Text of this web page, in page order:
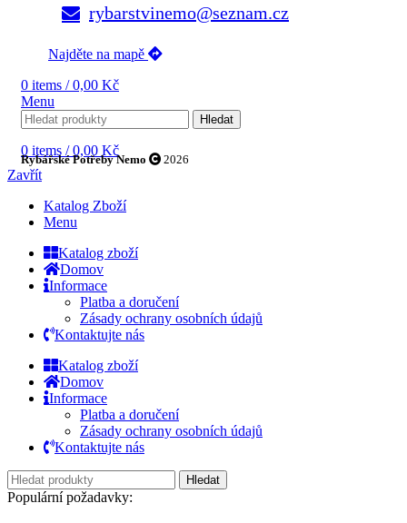
rybarstvinemo@seznam.cz
Najděte na mapě
0 items / 0,00 Kč
Menu
Hledat
0 items / 0,00 Kč
Rybářské Potřeby Nemo 2026
Zavřít
Katalog Zboží
Menu
Katalog zboží
Domov
Informace
Platba a doručení
Zásady ochrany osobních údajů
Kontaktujte nás
Katalog zboží
Domov
Informace
Platba a doručení
Zásady ochrany osobních údajů
Kontaktujte nás
Hledat
Populární požadavky: